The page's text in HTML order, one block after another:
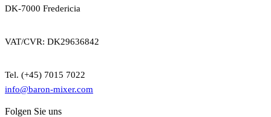
DK-7000 Fredericia
VAT/CVR: DK29636842
Tel. (+45) 7015 7022
info@baron-mixer.com
Folgen Sie uns